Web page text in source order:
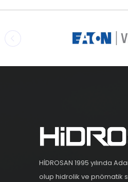
HİDROSAN 1995 yılında
olup hidrolik ve pnömatik